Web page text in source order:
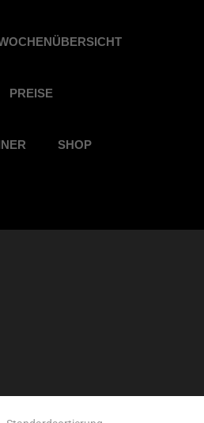
PREISE
SHOP